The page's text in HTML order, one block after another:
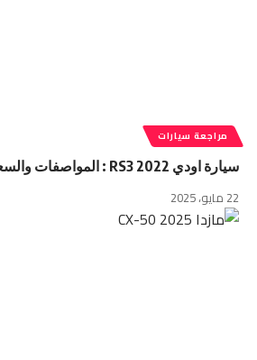
مراجعة سيارات
سيارة اودي RS3 2022 : المواصفات والسعر والأداء
22 مايو، 2025